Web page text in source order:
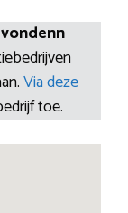
Via deze
toe.